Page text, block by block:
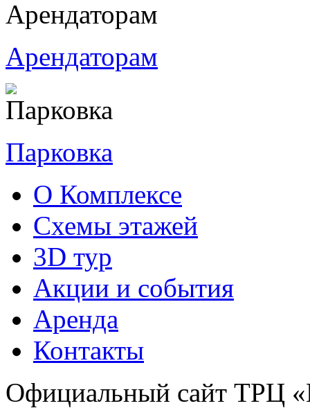
Арендаторам
Парковка
О Комплексе
Схемы этажей
3D тур
Акции и cобытия
Аренда
Контакты
Официальный сайт ТРЦ